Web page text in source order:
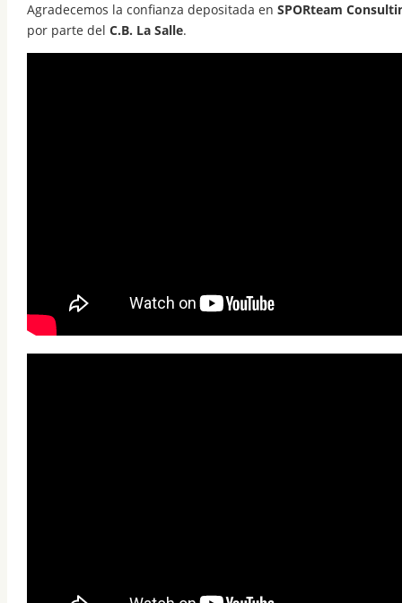
Agradecemos la confianza depositada en SPORteam
por parte del C.B. La Salle.